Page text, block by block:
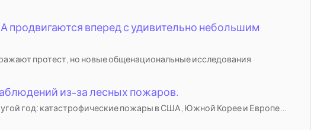
вперед с удивительно небольшим
протест, но новые общенациональные исследования
из-за лесных пожаров.
год: катастрофические пожары в США, Южной Корее и Европе...